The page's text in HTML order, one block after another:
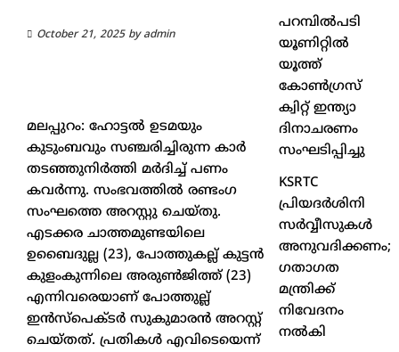
October 21, 2025by admin
മലപ്പുറം: ഹോട്ടല്‍ ഉടമയും
കുടുംബവും സഞ്ചരിച്ചിരുന്ന കാര്‍
തടഞ്ഞുനിര്‍ത്തി മര്‍ദിച്ച് പണം
കവര്‍ന്നു. സംഭവത്തില്‍ രണ്ടംഗ
സംഘത്തെ അറസ്റ്റു ചെയ്തു.
എടക്കര ചാത്തമുണ്ടയിലെ
ഉബൈദുല്ല (23), പോത്തുകല്ല് കുട്ടന്‍
കുളംകുന്നിലെ അരുണ്‍ജിത്ത് (23)
എന്നിവരെയാണ് പോത്തുല്ല്
ഇന്‍സ്‌പെക്ടര്‍ സുകുമാരന്‍ അറസ്റ്റ്
ചെയ്തത്. പ്രതികൾ എവിടെയെന്ന്
പറമ്പിൽപടി
യൂണിറ്റിൽ
യൂത്ത്
കോൺഗ്രസ്
ക്വിറ്റ് ഇന്ത്യാ
ദിനാചരണം
സംഘടിപ്പിച്ചു
KSRTC
പ്രിയദർശിനി
സർവ്വീസുകൾ
അനുവദിക്കണം;
ഗതാഗത
മന്ത്രിക്ക്
നിവേദനം
നൽകി